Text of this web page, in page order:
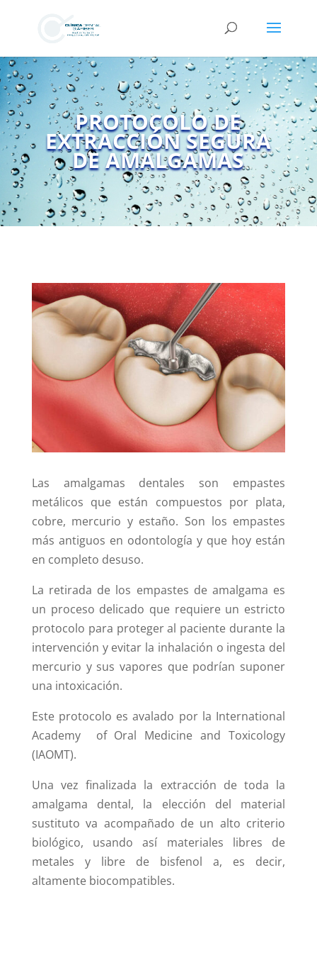
PROTOCOLO DE
EXTRACCIÓN SEGURA
DE AMALGAMAS
Las amalgamas dentales son empastes
metálicos que están compuestos por plata,
cobre, mercurio y estaño. Son los empastes
más antiguos en odontología y que hoy están
en completo desuso.
La retirada de los empastes de amalgama es
un proceso delicado que requiere un estricto
protocolo para proteger al paciente durante la
intervención y evitar la inhalación o ingesta del
mercurio y sus vapores que podrían suponer
una intoxicación.
Este protocolo es avalado por la International
Academy of Oral Medicine and Toxicology
(IAOMT).
Una vez finalizada la extracción de toda la
amalgama dental, la elección del material
sustituto va acompañado de un alto criterio
biológico, usando así materiales libres de
metales y libre de bisfenol a, es decir,
altamente biocompatibles.